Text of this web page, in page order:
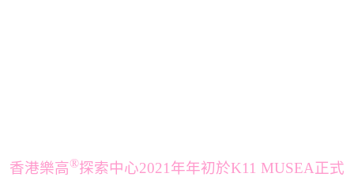
香港樂高®探索中心2021年年初於K11 MUSEA正式